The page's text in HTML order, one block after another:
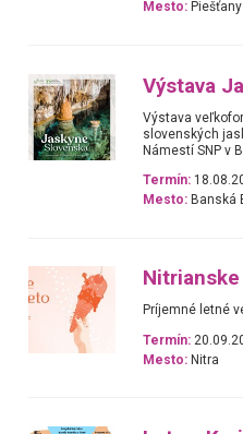
Mesto: Piešťany
Výstava
Výstava
slovenských
Námestí SNP v
Termín:
Mesto: Banská
Príjemné letné
Termín:
Mesto: Nitra